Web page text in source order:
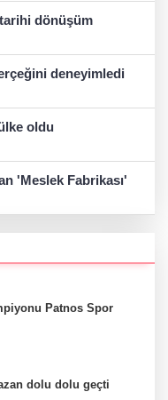
dönüşüm
deneyimledi
oldu
'Meslek Fabrikası'
Patnos Spor
dolu dolu geçti